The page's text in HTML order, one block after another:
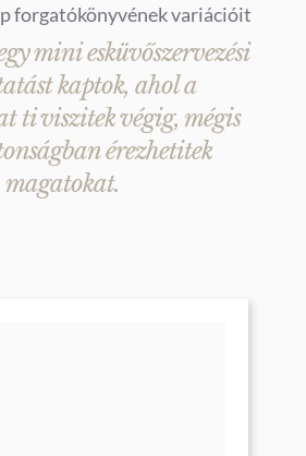
forgatókönyvének variációit
mini esküvőszervezési
kaptok, ahol a
ti viszitek végig, mégis
érezhetitek
magatokat.